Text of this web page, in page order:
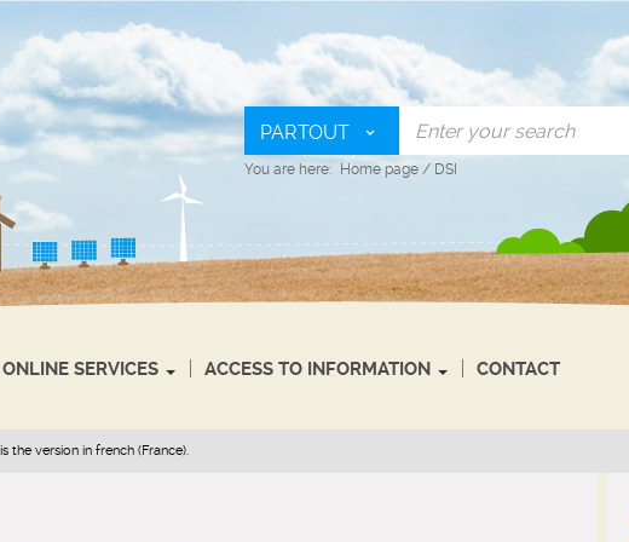
PARTOUT
You are here: Home page / DSI
ONLINE SERVICES ACCESS TO INFORMATION CONTACT
the version in french (France).